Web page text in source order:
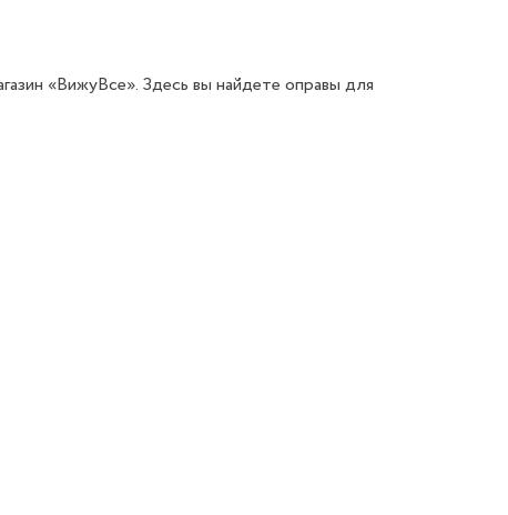
«ВижуВсе». Здесь вы найдете оправы для